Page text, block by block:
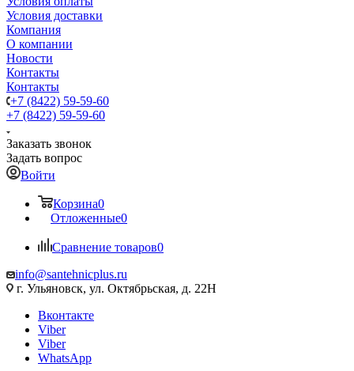
Условия доставки
Компания
О компании
Новости
Контакты
Контакты
+7 (8422) 59-59-60
+7 (8422) 59-59-60
Заказать звонок
Задать вопрос
Войти
Корзина0
Отложенные0
Сравнение товаров0
info@santehnicplus.ru
г. Ульяновск, ул. Октябрьская, д. 22Н
Вконтакте
Viber
Viber
WhatsApp